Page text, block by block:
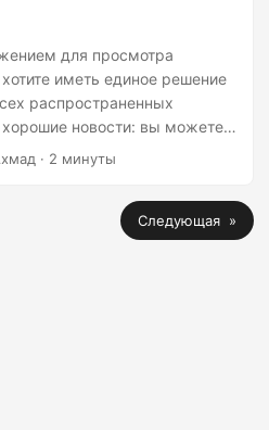
API и Python SDK Для
или MPT я буду
of GroupDocs.для просмотра
иметь единое решение
распространенных
новости: вы можете
PDF и многих других
разных типов можно
вашего приложения без
программного
· 2 минуты
Следующая »